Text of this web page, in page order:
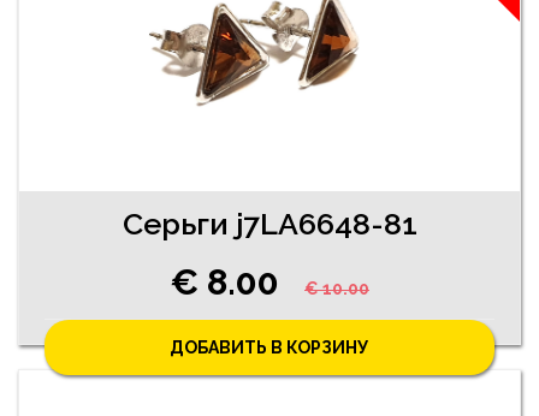
Cерьги j7LA6648-81
€ 8.00 € 10.00
ДОБАВИТЬ В КОРЗИНУ